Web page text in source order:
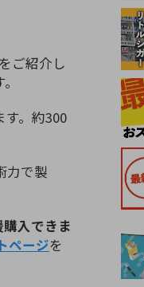
ご紹介し
。約300
力で製
入できま
ページを